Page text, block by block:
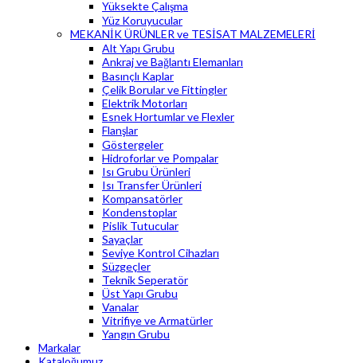
Yüksekte Çalışma
Yüz Koruyucular
MEKANİK ÜRÜNLER ve TESİSAT MALZEMELERİ
Alt Yapı Grubu
Ankraj ve Bağlantı Elemanları
Basınçlı Kaplar
Çelik Borular ve Fittingler
Elektrik Motorları
Esnek Hortumlar ve Flexler
Flanşlar
Göstergeler
Hidroforlar ve Pompalar
Isı Grubu Ürünleri
Isı Transfer Ürünleri
Kompansatörler
Kondenstoplar
Pislik Tutucular
Sayaçlar
Seviye Kontrol Cihazları
Süzgeçler
Teknik Seperatör
Üst Yapı Grubu
Vanalar
Vitrifiye ve Armatürler
Yangın Grubu
Markalar